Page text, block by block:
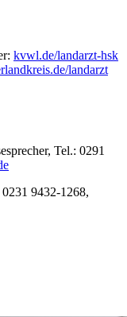
kvwl.de/landarzt-hsk
landarzt
Tel.: 0291
9432-1268,